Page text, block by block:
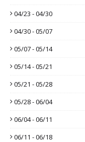
04/23 - 04/30
04/30 - 05/07
05/07 - 05/14
05/14 - 05/21
05/21 - 05/28
05/28 - 06/04
06/04 - 06/11
06/11 - 06/18